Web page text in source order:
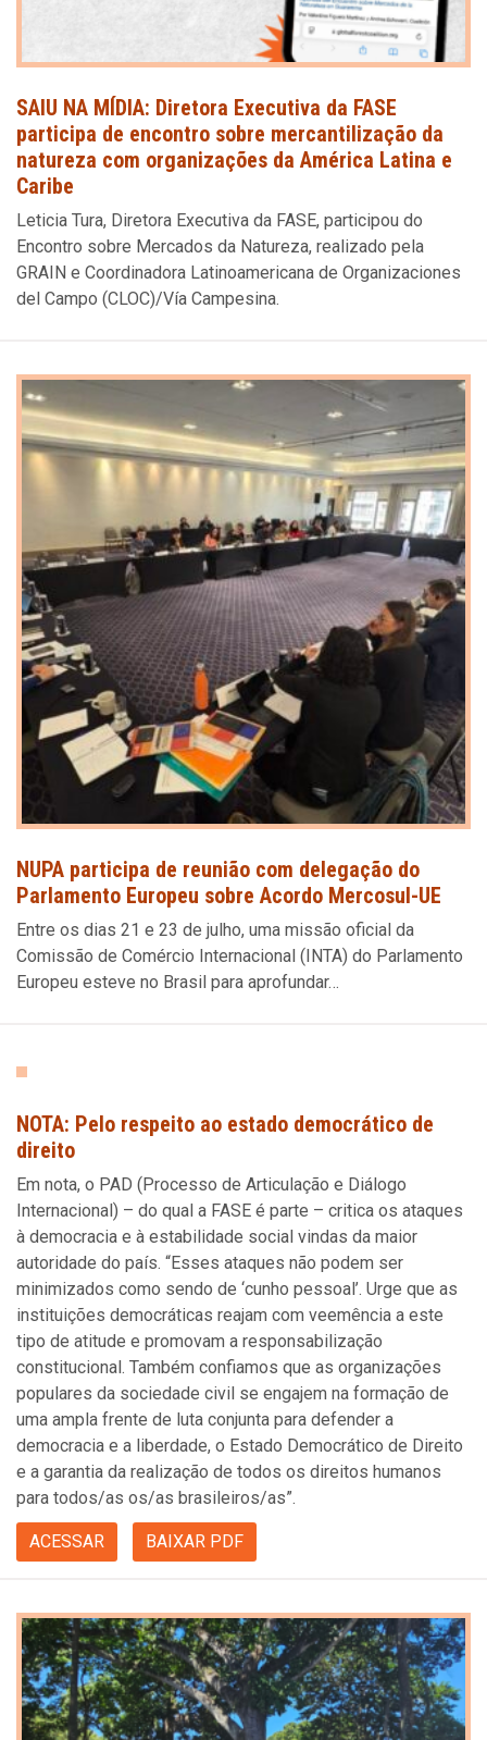
SAIU NA MÍDIA: Diretora Executiva da FASE
participa de encontro sobre mercantilização da
natureza com organizações da América Latina e
Caribe
Leticia Tura, Diretora Executiva da FASE, participou do
Encontro sobre Mercados da Natureza, realizado pela
GRAIN e Coordinadora Latinoamericana de Organizaciones
del Campo (CLOC)/Vía Campesina.
NUPA participa de reunião com delegação do
Parlamento Europeu sobre Acordo Mercosul-UE
Entre os dias 21 e 23 de julho, uma missão oficial da
Comissão de Comércio Internacional (INTA) do Parlamento
Europeu esteve no Brasil para aprofundar…
NOTA: Pelo respeito ao estado democrático de
direito
Em nota, o PAD (Processo de Articulação e Diálogo
Internacional) – do qual a FASE é parte – critica os ataques
à democracia e à estabilidade social vindas da maior
autoridade do país. “Esses ataques não podem ser
minimizados como sendo de ‘cunho pessoal’. Urge que as
instituições democráticas reajam com veemência a este
tipo de atitude e promovam a responsabilização
constitucional. Também confiamos que as organizações
populares da sociedade civil se engajem na formação de
uma ampla frente de luta conjunta para defender a
democracia e a liberdade, o Estado Democrático de Direito
e a garantia da realização de todos os direitos humanos
para todos/as os/as brasileiros/as”.
ACESSAR BAIXAR PDF